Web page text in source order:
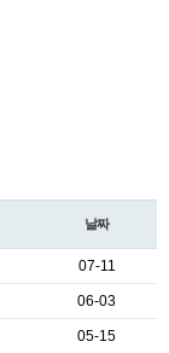
날짜
07-11
06-03
05-15